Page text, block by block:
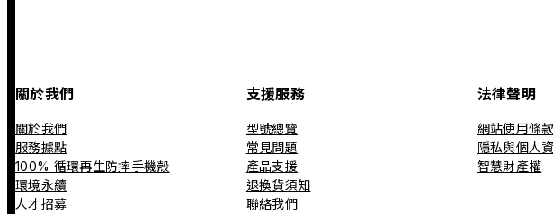
關於我們
關於我們
服務據點
100% 循環再生防摔手機殼
環境永續
人才招募
支援服務
型號總覽
常見問題
產品支援
退換貨須知
聯絡我們
法律聲明
網站使用條款
隱私與個人
智慧財產權